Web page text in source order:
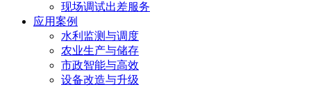
现场调试出差服务
应用案例
水利监测与调度
农业生产与储存
市政智能与高效
设备改造与升级